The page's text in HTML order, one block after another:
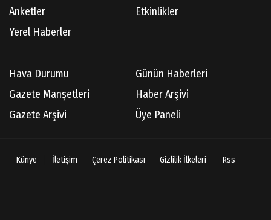
Anketler
Etkinlikler
Yerel Haberler
Hava Durumu
Günün Haberleri
Gazete Manşetleri
Haber Arşivi
Gazete Arşivi
Üye Paneli
Künye İletişim Çerez Politikası Gizlilik İlkeleri Rss